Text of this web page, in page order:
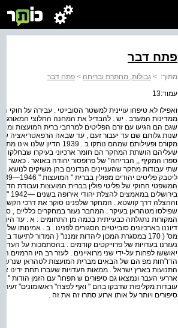
פתח דבר
מתוך: > גבולות, מחתרת ובריחה > פתח דבר
עמוד:13
ממדינות המערב . יש . להבדיל את המחנה החלוצי המאורגן
שגם הם הגיעו עם זרם הפליטים למרחבי ברית המועצות
מקורם ופעילותם שמהם נותקו
ספרו המקיף ,, הבריחה" של פרופסור יהודה באואר . כאשר
שתי עבודות מחקר שהעניינים הנדונים בהן משיקים לנושא
המשפטי החוקי של פליטי פולין בברית המועצות ועבודת
וההצלה דרך קושטא . המחקר שלפנינו סוקר את דרכי הקשר
שפילסו מטהראן בעיקר . המחבר נעזר במחקרים כלליים , ספרי
המקורות נתגלתה כבעייתית בכמה מן התחומים : א . עד היום
דיוננו בארכיונים סובייטיים הסגורים לפנינו . ב . אמינותו
נעזרנו בעדויות של פרוייקטים קודמים . בהסתמכות על
יאוששו לפחות על-ידי שני מרואיינים . לעזר רב היו הרמזים
הדו"חות מפ הם של הבאים מברית המועצות לטהראן שנרשמו
התנועות בארץ ישראל . ממאות העדויות שעברו תחת
עובדות מקליפות שדבקו בהם " ואף לפצח" ראשומונים"
סיפורים ויותר על אותו ארוע סתרו זה את זה .